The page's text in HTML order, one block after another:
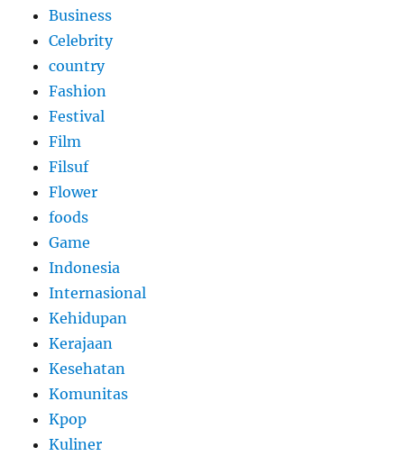
Business
Celebrity
country
Fashion
Festival
Film
Filsuf
Flower
foods
Game
Indonesia
Internasional
Kehidupan
Kerajaan
Kesehatan
Komunitas
Kpop
Kuliner